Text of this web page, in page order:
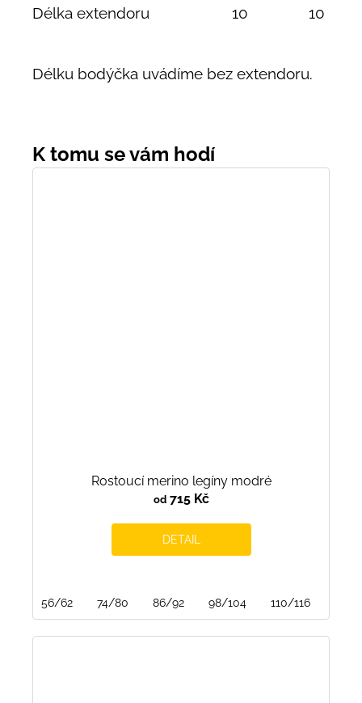
Délka extendoru 10 10
Délku bodýčka uvádíme bez extendoru.
Rostoucí merino legíny modré
od715 Kč
DETAIL
56/62 74/80 86/92 98/104 110/116